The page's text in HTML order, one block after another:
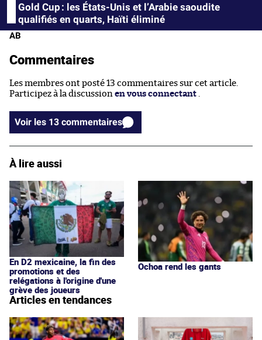
Gold Cup : les États-Unis et l’Arabie saoudite
qualifiés en quarts, Haïti éliminé
AB
Commentaires
Les membres ont posté 13 commentaires sur cet article.
Participez à la discussion en vous connectant
Voir les 13 commentaires
À lire aussi
En D2 mexicaine, la fin des
promotions et des
relégations à l'origine d'une
grève des joueurs
Ochoa rend les gants
Articles en tendances